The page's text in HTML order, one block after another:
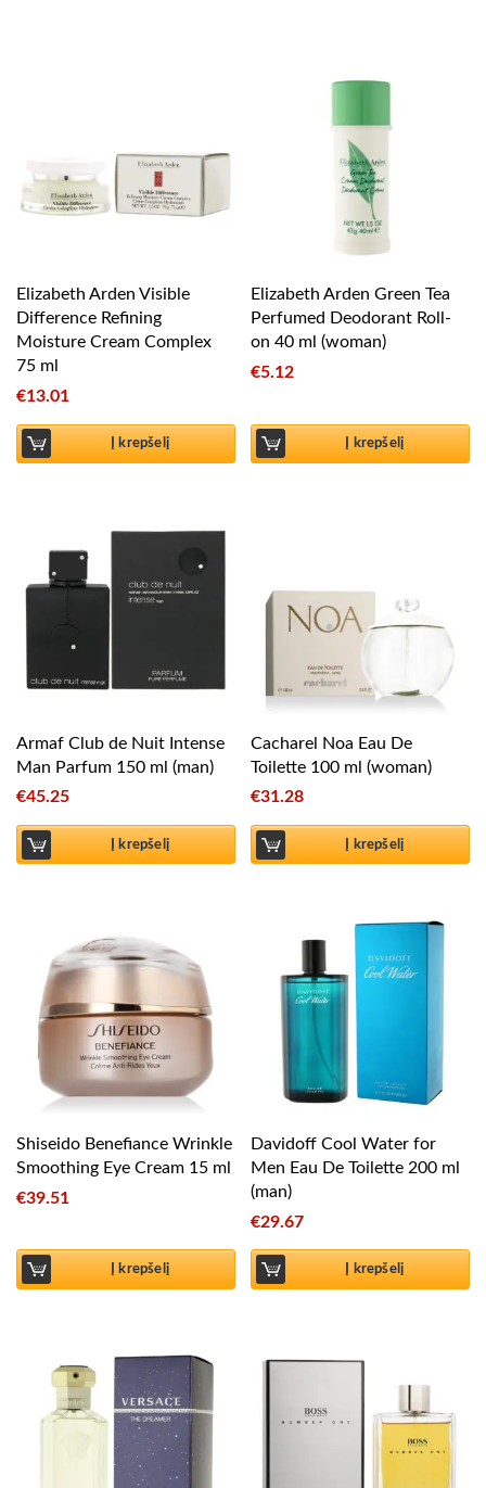
Elizabeth Arden Visible
Difference Refining
Moisture Cream Complex
75 ml
€13.01
Į krepšelį
Elizabeth Arden Green Tea
Perfumed Deodorant Roll-
on 40 ml (woman)
€5.12
Į krepšelį
Armaf Club de Nuit Intense
Man Parfum 150 ml (man)
€45.25
Į krepšelį
Cacharel Noa Eau De
Toilette 100 ml (woman)
€31.28
Į krepšelį
Shiseido Benefiance Wrinkle
Smoothing Eye Cream 15 ml
€39.51
Į krepšelį
Davidoff Cool Water for
Men Eau De Toilette 200 ml
(man)
€29.67
Į krepšelį